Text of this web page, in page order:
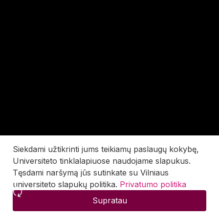
Siekdami užtikrinti jums teikiamų paslaugų kokybę,
Universiteto tinklalapiuose naudojame slapukus.
Tęsdami naršymą jūs sutinkate su Vilniaus
universiteto slapukų politika. Privatumo politika
Supratau